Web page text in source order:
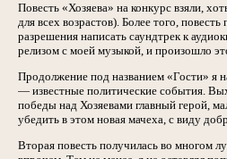
Повесть «Хозяева» на конкурс взяли,
для всех возрастов). Более того,
разрешения написать саундтрек к
релизом с моей музыкой, и произошло
Продолжение под названием «Гости» я
— известные политические события.
победы над Хозяевами главный герой,
убедить в этом новая мачеха, с виду
Вторая повесть получилась во многом